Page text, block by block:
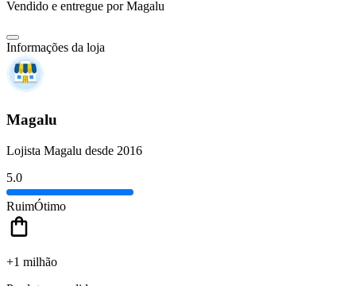
Vendido e entregue por Magalu
Informações da loja
Magalu
Lojista Magalu desde 2016
5.0
RuimÓtimo
+1 milhão